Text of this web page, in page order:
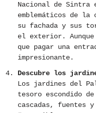
Nacional de Sintra
emblemáticos de
su fachada y sus
el exterior.
que pagar una
impresionante.
Descubre los
Los jardines del
tesoro escondido
cascadas, fuentes